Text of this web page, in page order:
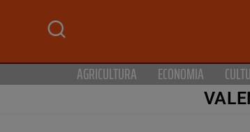
AGRICULTURA ECONOMIA